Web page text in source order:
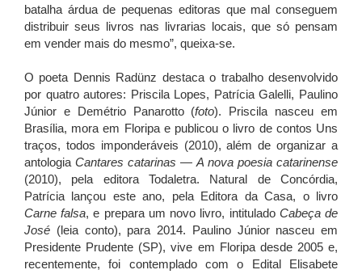
batalha árdua de pequenas editoras que mal conseguem
distribuir seus livros nas livrarias locais, que só pensam
em vender mais do mesmo”, queixa-se.
O poeta Dennis Radünz destaca o trabalho desenvolvido
por quatro autores: Priscila Lopes, Patrícia Galelli, Paulino
Júnior e Demétrio Panarotto (foto). Priscila nasceu em
Brasília, mora em Floripa e publicou o livro de contos Uns
traços, todos imponderáveis (2010), além de organizar a
antologiaCantares catarinas — A nova poesia catarinense
(2010), pela editora Todaletra. Natural de Concórdia,
Patrícia lançou este ano, pela Editora da Casa, o livro
Carne falsa, e prepara um novo livro, intitulado Cabeça de
José (leia conto), para 2014. Paulino Júnior nasceu em
Presidente Prudente (SP), vive em Floripa desde 2005 e,
recentemente, foi contemplado com o Edital Elisabete